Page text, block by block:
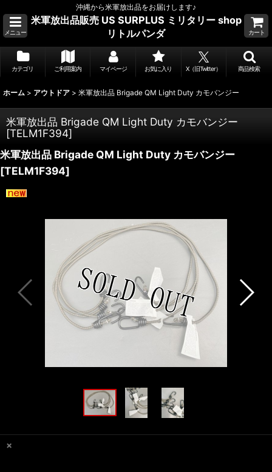
沖縄から米軍放出品をお届けします♪
メニュー
米軍放出品販売 US SURPLUS ミリタリー shop
リトルパンダ
カート
カテゴリ ご利用案内 マイページ お気に入り X（旧Twitter） 商品検索
ホーム > アウトドア > 米軍放出品 Brigade QM Light Duty カモバンジー
米軍放出品 Brigade QM Light Duty カモバンジー
[TELM1F394]
米軍放出品 Brigade QM Light Duty カモバンジー
[TELM1F394]
×